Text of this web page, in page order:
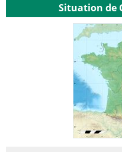
Situation de